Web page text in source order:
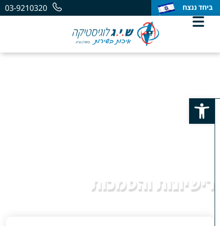
פתח סרגל נגישות
ביחד ננצח ביחד ננצח 03-9210320
רישיונות והסמכות